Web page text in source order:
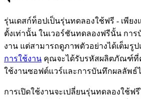
รุ่นเดสก์ท็อปเป็นรุ่นทดลองใช้ฟรี - เพีย
ตั้งเท่านั้น ในเวอร์ชันทดลองฟรีนั้น กา
งาน แต่สามารถดูภาพตัวอย่างได้เต็มรู
การใช้งาน คุณจะได้รับรหัสผลิตภัณฑ์ที่
ใช้งานซอฟต์แวร์และการบันทึกผลลัพธ์
การเปิดใช้งานจะเปลี่ยนรุ่นทดลองใช้ฟรี